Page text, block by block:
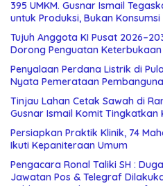
395 UMKM. Gusnar Ismail
untuk Produksi, Bukan Konsumsi
Tujuh Anggota KI Pusat
Dorong Penguatan
Penyalaan Perdana Listrik di
Nyata Pemerataan
Tinjau Lahan Cetak Sawah di
Gusnar Ismail Komit Tingkatkan
Persiapkan Praktik Klinik, 74
Ikuti Kepaniteraan Umum
Pengacara Ronal Taliki SH :
Jawatan Pos & Telegraf Dilakukan Terstruktur dan